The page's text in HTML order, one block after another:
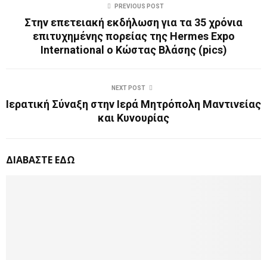
PREVIOUS POST
Στην επετειακή εκδήλωση για τα 35 χρόνια
επιτυχημένης πορείας της Hermes Expo
International ο Κώστας Βλάσης (pics)
NEXT POST
Ιερατική Σύναξη στην Ιερά Μητρόπολη Μαντινείας
και Κυνουρίας
ΔΙΑΒΑΣΤΕ ΕΔΩ